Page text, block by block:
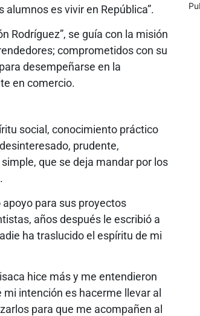
es vivir en República”.
Rodríguez”, se guía con la misión
comprometidos con su
desempeñarse en la
en comercio.
social, conocimiento práctico
prudente,
que se deja mandar por los
para sus proyectos
años después le escribió a
ha traslucido el espíritu de mi
hice más y me entendieron
intención es hacerme llevar al
para que me acompañen al